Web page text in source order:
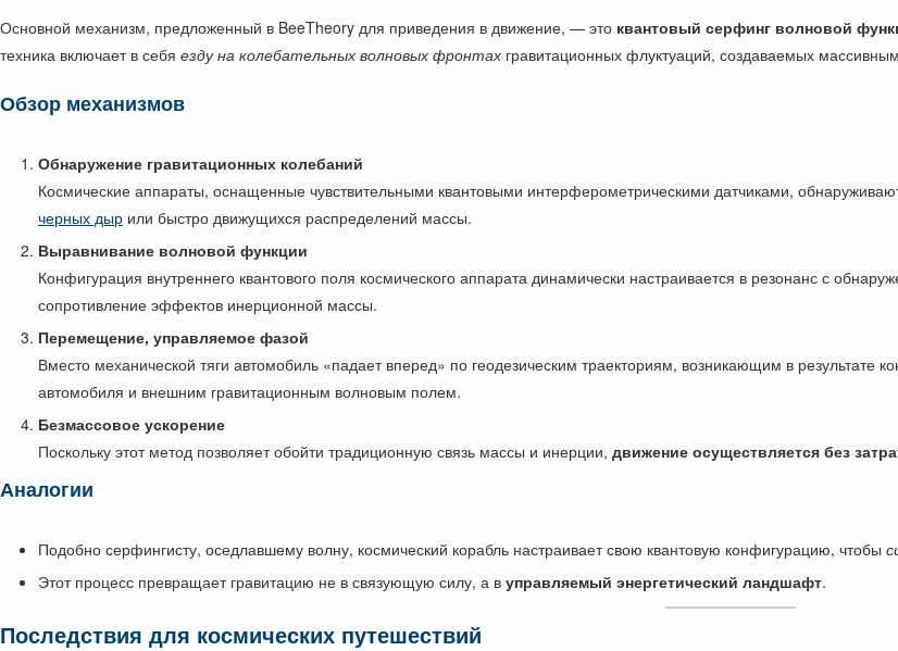
Основной механизм, предложенный в BeeTheory для приведения в движение, — это квантовый серфинг волновой
техника включает в себя езду на колебательных волновых фронтах гравитационных флуктуаций, создаваемых
Обзор механизмов
Обнаружение гравитационных колебаний
Космические аппараты, оснащенные чувствительными квантовыми интерферометрическими датчиками,
черных дыр или быстро движущихся распределений массы.
Выравнивание волновой функции
Конфигурация внутреннего квантового поля космического аппарата динамически настраивается в резонанс с
сопротивление эффектов инерционной массы.
Перемещение, управляемое фазой
Вместо механической тяги автомобиль «падает вперед» по геодезическим траекториям, возникающим в результате
автомобиля и внешним гравитационным волновым полем.
Безмассовое ускорение
Поскольку этот метод позволяет обойти традиционную связь массы и инерции, движение осуществляется без
Аналогии
Подобно серфингисту, оседлавшему волну, космический корабль настраивает свою квантовую конфигурацию, чтобы
Этот процесс превращает гравитацию не в связующую силу, а в управляемый энергетический ландшафт.
Последствия для космических путешествий